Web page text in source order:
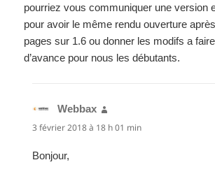
pourriez vous communiquer une version
pour avoir le même rendu ouverture
pages sur 1.6 ou donner les modifs a
d’avance pour nous les débutants.
Webbax
3 février 2018 à 18 h 01 min
Bonjour,